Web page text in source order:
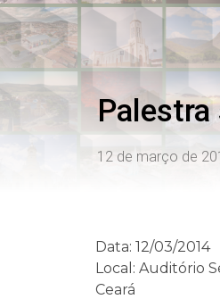
Palestra
12 de março de
Data: 12/03/2014
Local: Auditório
Ceará